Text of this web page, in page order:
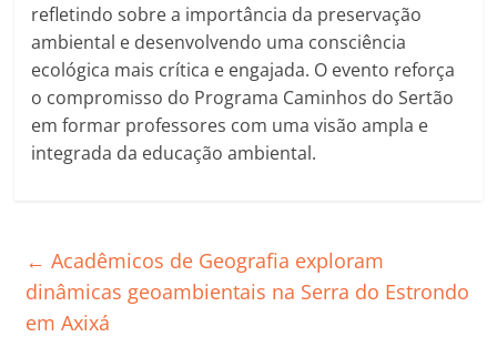
refletindo sobre a importância da preservação
ambiental e desenvolvendo uma consciência
ecológica mais crítica e engajada. O evento reforça
o compromisso do Programa Caminhos do Sertão
em formar professores com uma visão ampla e
integrada da educação ambiental.
← Acadêmicos de Geografia exploram
dinâmicas geoambientais na Serra do Estrondo
em Axixá